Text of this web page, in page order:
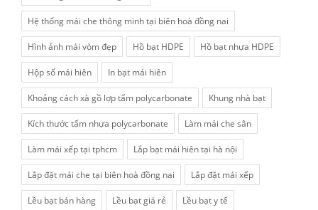
Hệ thống mái che thông minh tại biên hoà đồng nai
Hình ảnh mái vòm đẹp Hồ bạt HDPE Hồ bạt nhựa HDPE
Hộp số mái hiên In bạt mái hiên
Khoảng cách xà gồ lợp tấm polycarbonate Khung nhà bạt
Kích thước tấm nhựa polycarbonate Làm mái che sân
Làm mái xếp tại tphcm Lắp bạt mái hiên tại hà nội
Lắp đặt mái che tại biên hoà đồng nai Lắp đặt mái xếp
Lều bạt bán hàng Lều bạt giá rẻ Lều bạt y tế